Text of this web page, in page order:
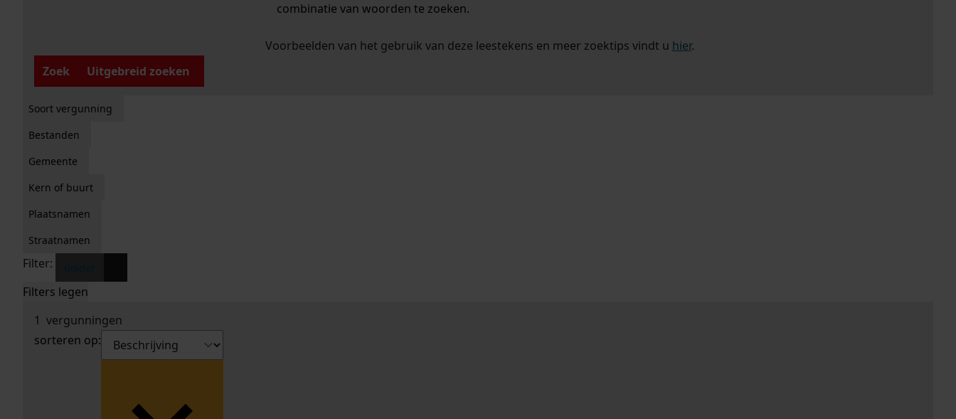
combinatie van woorden te zoeken.
Voorbeelden van het gebruik van deze leestekens en meer zoektips vindt u hier.
Zoek
Uitgebreid zoeken
Soort vergunning
Bestanden
Gemeente
Kern of buurt
Plaatsnamen
Straatnamen
Filter:
Filters legen
1 vergunningen
sorteren op: